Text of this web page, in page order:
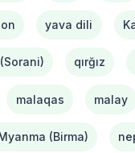
yava dili
qırğız
malaqas malay
(Birma)